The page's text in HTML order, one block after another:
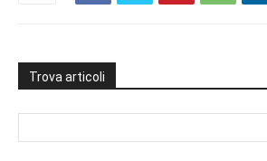
Trova articoli